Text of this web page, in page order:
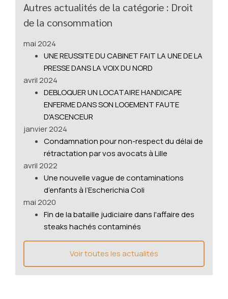
Autres actualités de la catégorie : Droit
de la consommation
mai 2024
UNE REUSSITE DU CABINET FAIT LA UNE DE LA
PRESSE DANS LA VOIX DU NORD
avril 2024
DEBLOQUER UN LOCATAIRE HANDICAPE
ENFERME DANS SON LOGEMENT FAUTE
D'ASCENCEUR
janvier 2024
Condamnation pour non-respect du délai de
rétractation par vos avocats à Lille
avril 2022
Une nouvelle vague de contaminations
d’enfants à l’Escherichia Coli
mai 2020
Fin de la bataille judiciaire dans l'affaire des
steaks hachés contaminés
Voir toutes les actualités